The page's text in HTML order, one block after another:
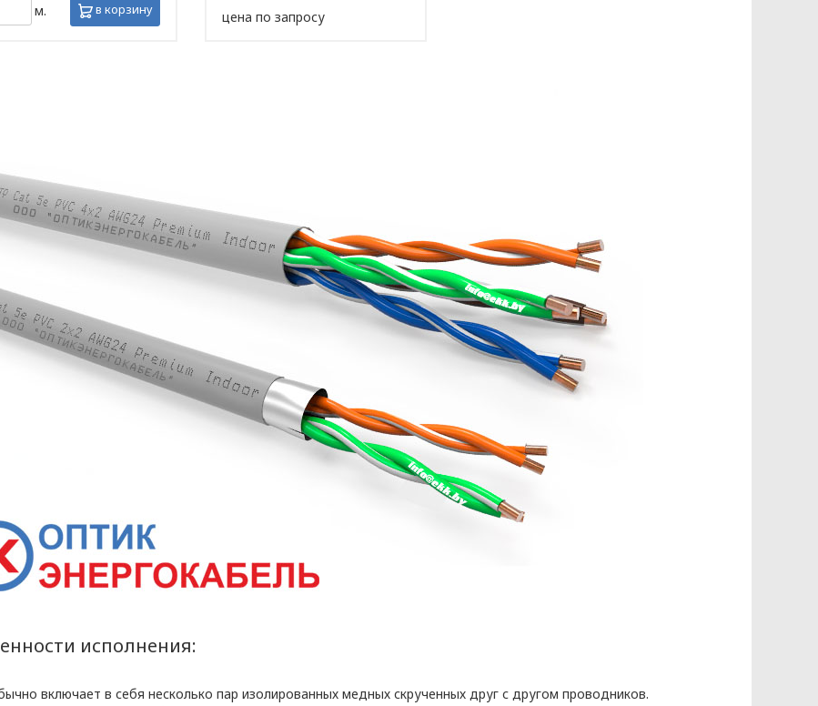
м. в корзину цена по запросу
исполнения:
включает в себя несколько пар изолированных медных скрученных друг с другом проводников.
обработки персональных данных в ООО «ОПТИКЭНЕРГОКАБЕЛЬ» (далее – Политика)
условия обработки персональных данных, требования к защите персональных
данных разработана с учетом требований законодательства Республики
персональных данных.
обработки и защиты персональных данных разрабатываются на основании
ООО «ЭлектроКабельКомплект».
отношений